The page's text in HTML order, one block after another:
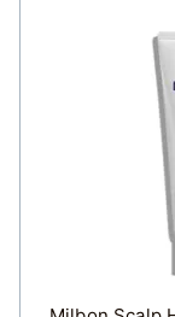
價
格
：